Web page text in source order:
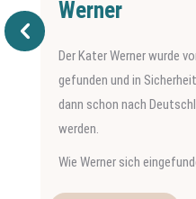
Werner
Der Kater Werner wurde
gefunden und in
dann schon nach
werden.
Wie Werner sich